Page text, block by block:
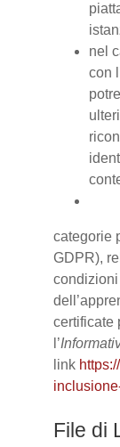
nel
con
categorie
GDPR),
certificate
l’
link
File di